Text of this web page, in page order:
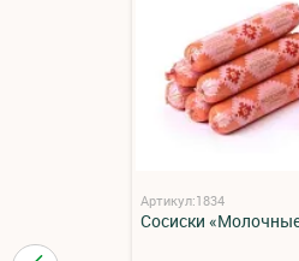
Артикул:1834
Сосиски